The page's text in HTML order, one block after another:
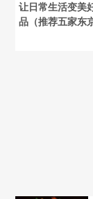
让日常生活变美
品（推荐五家东